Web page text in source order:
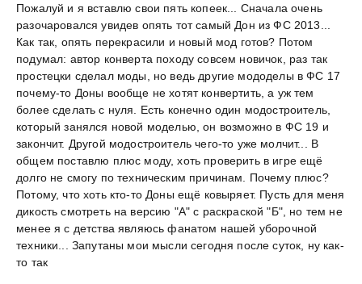
Пожалуй и я вставлю свои пять копеек... Сначала очень
разочаровался увидев опять тот самый Дон из ФС 2013...
Как так, опять перекрасили и новый мод готов? Потом
подумал: автор конверта походу совсем новичок, раз так
простецки сделал моды, но ведь другие мододелы в ФС 17
почему-то Доны вообще не хотят конвертить, а уж тем
более сделать с нуля. Есть конечно один модостроитель,
который занялся новой моделью, он возможно в ФС 19 и
закончит. Другой модостроитель чего-то уже молчит... В
общем поставлю плюс моду, хоть проверить в игре ещё
долго не смогу по техническим причинам. Почему плюс?
Потому, что хоть кто-то Доны ещё ковыряет. Пусть для меня
дикость смотреть на версию "А" с раскраской "Б", но тем не
менее я с детства являюсь фанатом нашей уборочной
техники... Запутаны мои мысли сегодня после суток, ну как-
то так